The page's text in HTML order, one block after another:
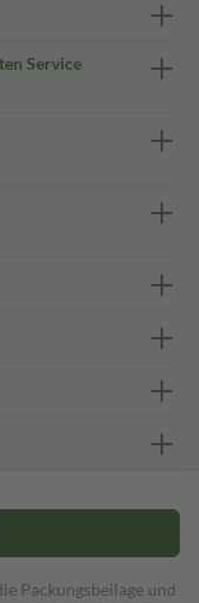
Service
Packungsbeilage und